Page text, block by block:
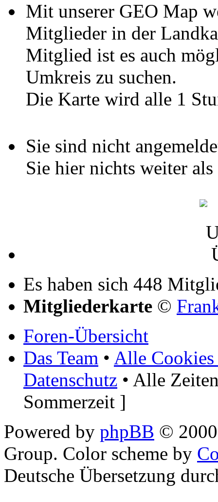
Mit unserer GEO Map
Mitglieder in der
Mitglied ist es auch
Umkreis zu suchen.
Die Karte wird alle 1
Sie sind nicht
Sie hier nichts weiter
Es haben sich 448
Mitgliederkarte ©
Foren-Übersicht
Das Team • Alle Cookies
Datenschutz • Alle
Sommerzeit ]
Powered by phpBB ©
Group. Color scheme by
Deutsche Übersetzung